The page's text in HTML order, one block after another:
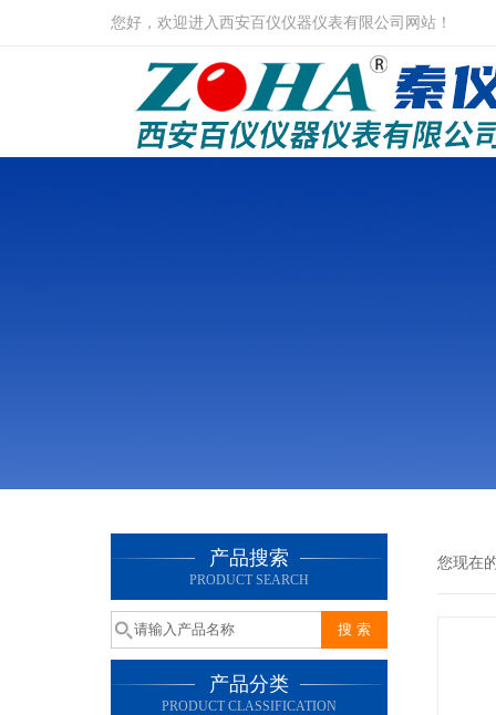
您好，欢迎进入西安百仪仪器仪表有限公司网站！
产品搜索
PRODUCT SEARCH
产品分类
PRODUCT CLASSIFICATION
您现在